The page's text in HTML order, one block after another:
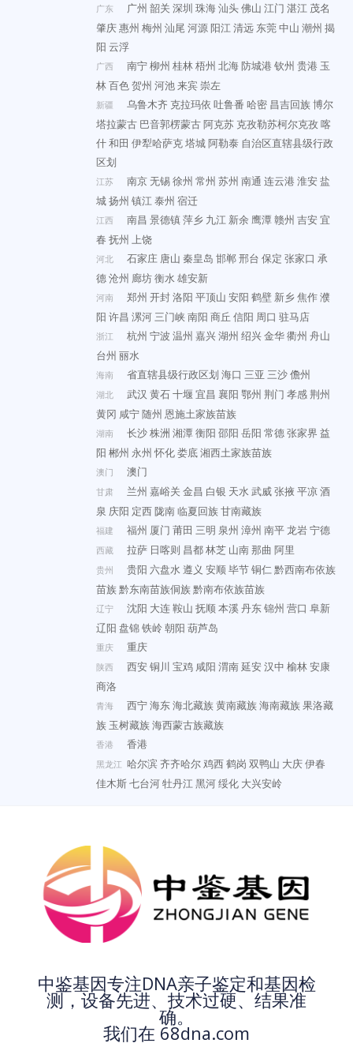
广东 广州 韶关 深圳 珠海汕头佛山 江门 湛江 茂名
肇庆惠州 梅州 汕尾 河源阳江清远 东莞中山 潮州 揭
阳 云浮
广西 南宁柳州 桂林梧州 北海防城港钦州 贵港 玉
林百色贺州 河池来宾崇左
新疆 乌鲁木齐 克拉玛依 吐鲁番 哈密 昌吉回族博尔
塔拉蒙古 巴音郭楞蒙古阿克苏 克孜勒苏柯尔克孜喀
什和田 伊犁哈萨克塔城阿勒泰 自治区直辖县级行政
区划
江苏 南京无锡徐州 常州 苏州 南通 连云港淮安盐
城扬州 镇江泰州 宿迁
江西 南昌 景德镇萍乡 九江 新余鹰潭赣州 吉安宜
春 抚州 上饶
河北 石家庄 唐山 秦皇岛 邯郸邢台 保定 张家口 承
德沧州 廊坊衡水雄安新
河南 郑州 开封洛阳 平顶山 安阳 鹤壁 新乡焦作濮
阳 许昌 漯河三门峡南阳 商丘 信阳 周口 驻马店
浙江 杭州 宁波 温州 嘉兴湖州 绍兴金华衢州 舟山
台州 丽水
海南 省直辖县级行政区划 海口 三亚 三沙儋州
湖北 武汉 黄石十堰 宜昌 襄阳 鄂州 荆门 孝感荆州
黄冈 咸宁随州 恩施土家族苗族
湖南 长沙株洲 湘潭衡阳 邵阳 岳阳 常德张家界 益
阳 郴州 永州 怀化娄底湘西土家族苗族
澳门 澳门
甘肃 兰州 嘉峪关 金昌 白银 天水武威张掖平凉酒
泉 庆阳 定西陇南临夏回族甘南藏族
福建 福州 厦门 莆田 三明 泉州 漳州 南平龙岩宁德
西藏 拉萨 日喀则 昌都林芝 山南那曲 阿里
贵州 贵阳 六盘水遵义 安顺毕节铜仁黔西南布依族
苗族黔东南苗族侗族黔南布依族苗族
辽宁 沈阳 大连鞍山 抚顺本溪丹东锦州 营口 阜新
辽阳 盘锦铁岭朝阳 葫芦岛
重庆 重庆
陕西 西安铜川 宝鸡 咸阳 渭南延安汉中 榆林安康
商洛
青海 西宁海东海北藏族黄南藏族海南藏族果洛藏
族 玉树藏族海西蒙古族藏族
香港 香港
黑龙江 哈尔滨齐齐哈尔鸡西鹤岗 双鸭山 大庆伊春
佳木斯七台河牡丹江黑河绥化 大兴安岭
中鉴基因专注DNA亲子鉴定和基因检
测，设备先进、技术过硬、结果准
确。
我们在 68dna.com